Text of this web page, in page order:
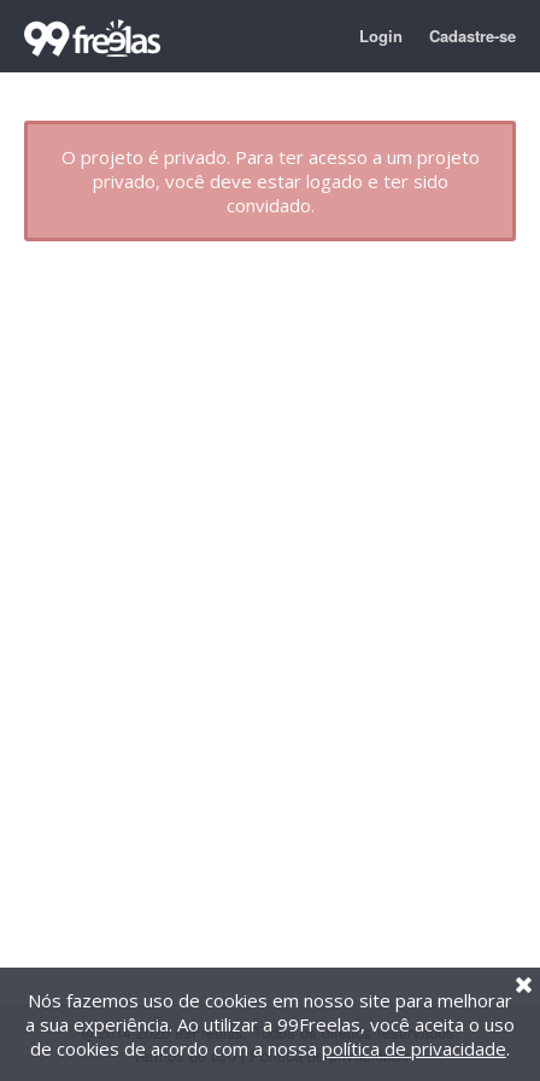
Login Cadastre-se
O projeto é privado. Para ter acesso a um projeto
privado, você deve estar logado e ter sido
convidado.
@2014-2026 99Freelas. Todos os direitos reservados.
Termos de uso| Política de privacidade
Nós fazemos uso de cookies em nosso site para melhorar
a sua experiência. Ao utilizar a 99Freelas, você aceita o uso
de cookies de acordo com a nossa política de privacidade.